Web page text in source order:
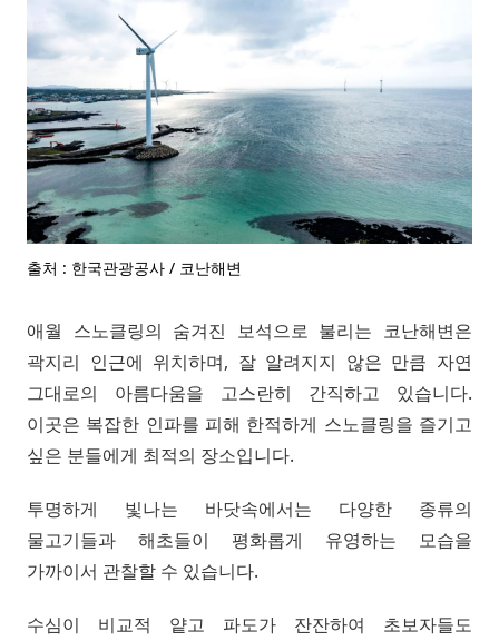
출처 : 한국관광공사 / 코난해변
애월 스노클링의 숨겨진 보석으로 불리는 코난해변은
곽지리 인근에 위치하며, 잘 알려지지 않은 만큼 자연
그대로의 아름다움을 고스란히 간직하고 있습니다.
이곳은 복잡한 인파를 피해 한적하게 스노클링을 즐기고
싶은 분들에게 최적의 장소입니다.
투명하게 빛나는 바닷속에서는 다양한 종류의
물고기들과 해초들이 평화롭게 유영하는 모습을
가까이서 관찰할 수 있습니다.
수심이 비교적 얕고 파도가 잔잔하여 초보자들도